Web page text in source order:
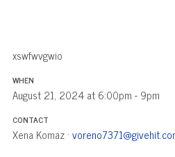
xswfwvgwio
WHEN
August 21, 2024 at 6:00pm - 9pm
CONTACT
Xena Komaz ·